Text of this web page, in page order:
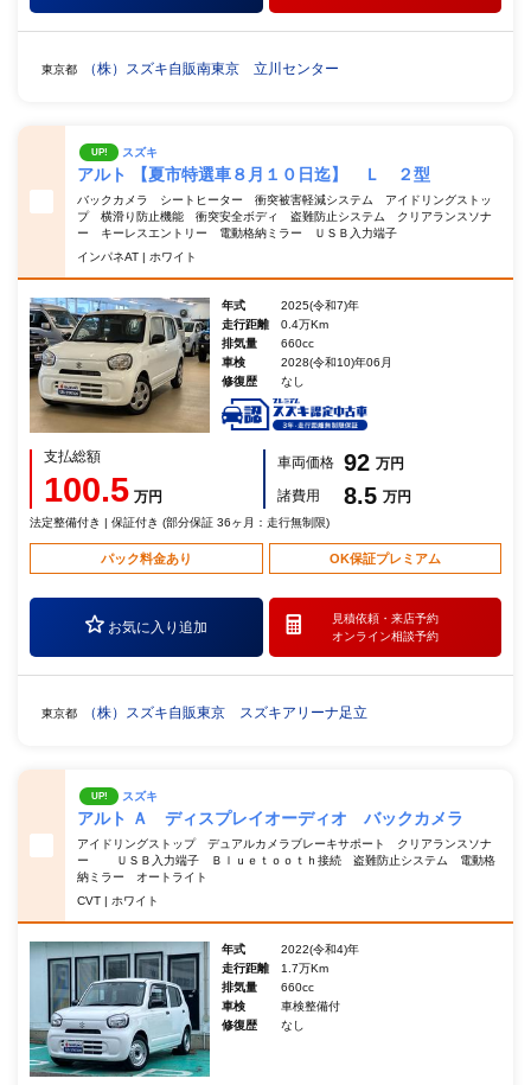
東京都 （株）スズキ自販南東京 立川センター
UP! スズキ
アルト 【夏市特選車８月１０日迄】 Ｌ ２型
バックカメラ シートヒーター 衝突被害軽減システム アイドリングストッ
プ 横滑り防止機能 衝突安全ボディ 盗難防止システム クリアランスソナ
ー キーレスエントリー 電動格納ミラー ＵＳＢ入力端子
インパネAT | ホワイト
年式
2025(令和7)年
走行距離
0.4万Km
排気量
660cc
車検
2028(令和10)年06月
修復歴
なし
支払総額
100.5 万円
車両価格 92 万円
諸費用
8.5 万円
法定整備付き | 保証付き (部分保証 36ヶ月：走行無制限)
パック料金あり OK保証プレミアム
お気に入り追加
見積依頼・ 来店予約
オンライン相談予約
東京都 （株）スズキ自販東京 スズキアリーナ足立
UP! スズキ
アルト Ａ ディスプレイオーディオ バックカメラ
アイドリングストップ デュアルカメラブレーキサポート クリアランスソナ
ー ＵＳＢ入力端子 Ｂｌｕｅｔｏｏｔｈ接続 盗難防止システム 電動格
納ミラー オートライト
CVT | ホワイト
年式
2022(令和4)年
走行距離
1.7万Km
排気量
660cc
車検
車検整備付
修復歴
なし